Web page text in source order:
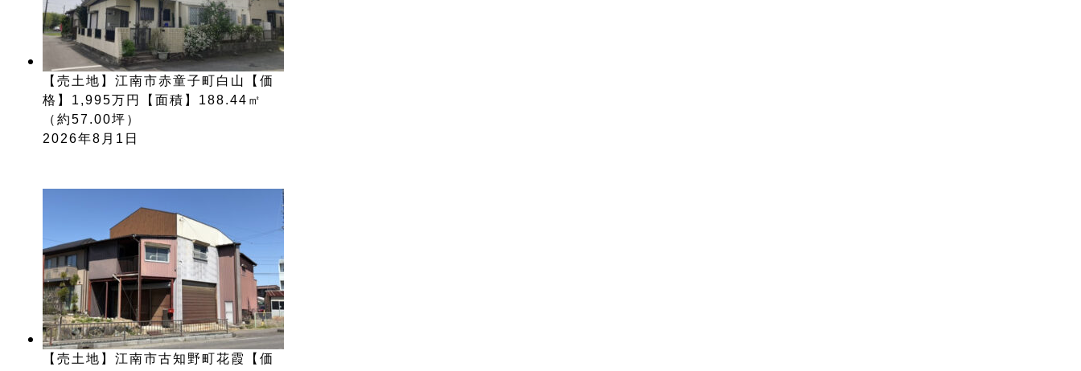
【売土地】江南市赤童子町白山【価
格】1,995万円【面積】188.44㎡
（約57.00坪）
2026年8月1日
【売土地】江南市古知野町花霞【価